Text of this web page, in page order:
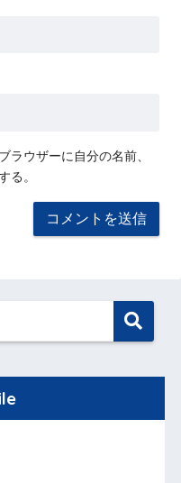
ラウザーに自分の名前、
る。